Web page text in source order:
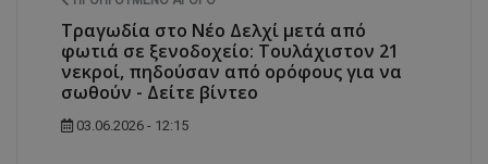
Τραγωδία στο Νέο Δελχί μετά από
φωτιά σε ξενοδοχείο: Τουλάχιστον 21
νεκροί, πηδούσαν από ορόφους για να
σωθούν - Δείτε βίντεο
03.06.2026 - 12:15